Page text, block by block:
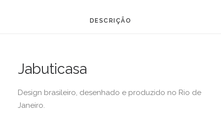
DESCRIÇÃO
Jabuticasa
Design brasileiro, desenhado e produzido no Rio de
Janeiro.